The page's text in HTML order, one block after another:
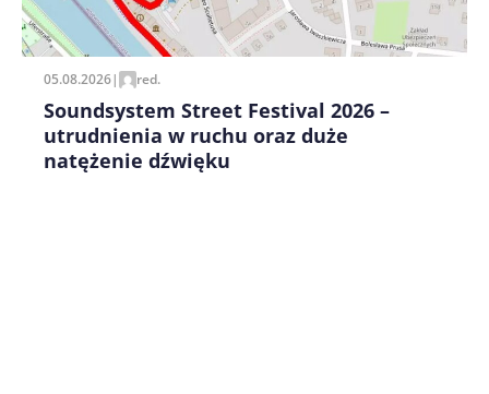
pisania kolejnych komentarzy.
05.08.2026| red.
Soundsystem Street Festival 2026 –
utrudnienia w ruchu oraz duże
natężenie dźwięku